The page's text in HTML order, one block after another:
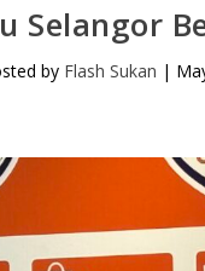
Selangor
by Flash Sukan |